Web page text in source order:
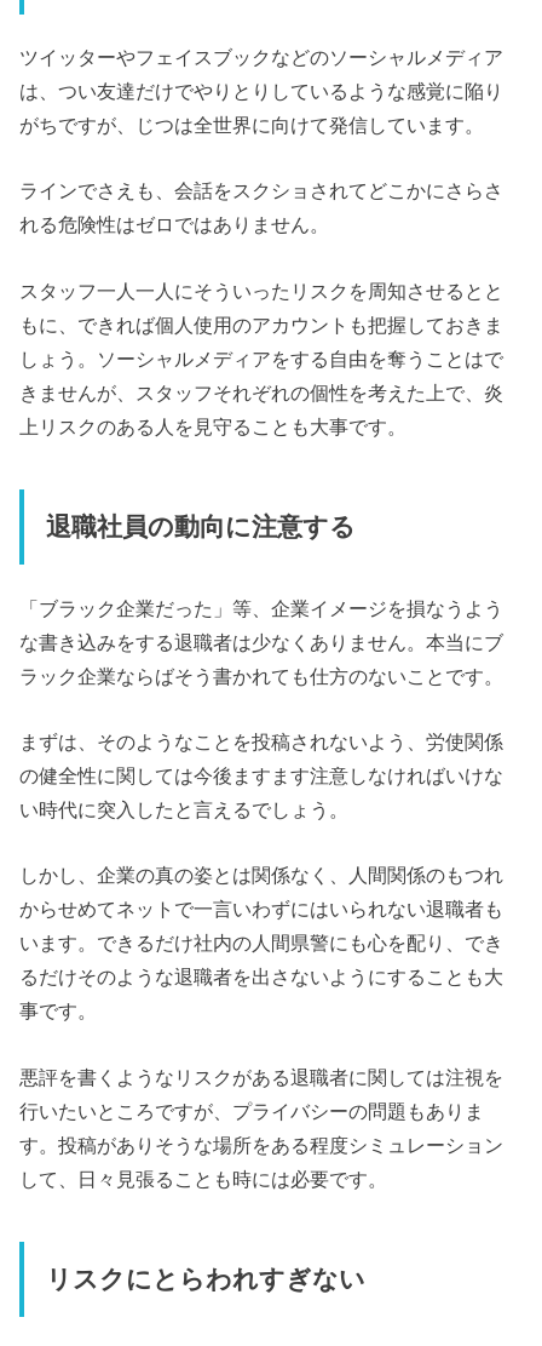
ツイッターやフェイスブックなどのソーシャルメディア
は、つい友達だけでやりとりしているような感覚に陥り
がちですが、じつは全世界に向けて発信しています。
ラインでさえも、会話をスクショされてどこかにさらさ
れる危険性はゼロではありません。
スタッフ一人一人にそういったリスクを周知させるとと
もに、できれば個人使用のアカウントも把握しておきま
しょう。ソーシャルメディアをする自由を奪うことはで
きませんが、スタッフそれぞれの個性を考えた上で、炎
上リスクのある人を見守ることも大事です。
退職社員の動向に注意する
「ブラック企業だった」等、企業イメージを損なうよう
な書き込みをする退職者は少なくありません。本当にブ
ラック企業ならばそう書かれても仕方のないことです。
まずは、そのようなことを投稿されないよう、労使関係
の健全性に関しては今後ますます注意しなければいけな
い時代に突入したと言えるでしょう。
しかし、企業の真の姿とは関係なく、人間関係のもつれ
からせめてネットで一言いわずにはいられない退職者も
います。できるだけ社内の人間県警にも心を配り、でき
るだけそのような退職者を出さないようにすることも大
事です。
悪評を書くようなリスクがある退職者に関しては注視を
行いたいところですが、プライバシーの問題もありま
す。投稿がありそうな場所をある程度シミュレーション
して、日々見張ることも時には必要です。
リスクにとらわれすぎない